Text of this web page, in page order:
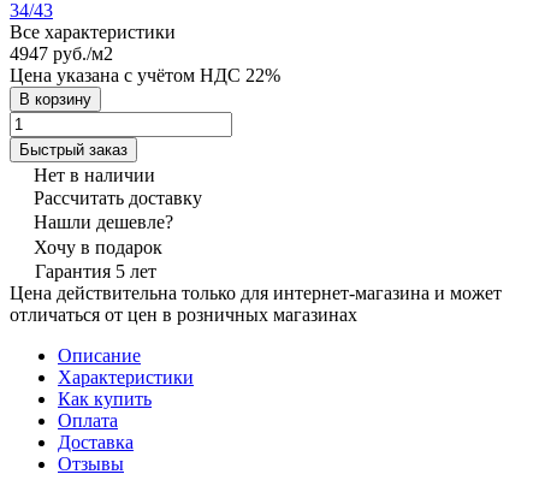
34/43
Все характеристики
4947 руб./м2
Цена указана с учётом НДС 22%
В корзину
Быстрый заказ
Нет в наличии
Рассчитать доставку
Нашли дешевле?
Хочу в подарок
Гарантия 5 лет
Цена действительна только для интернет-магазина и может
отличаться от цен в розничных магазинах
Описание
Характеристики
Как купить
Оплата
Доставка
Отзывы